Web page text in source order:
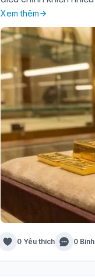
Xem thêm
0 Yêu thích 0